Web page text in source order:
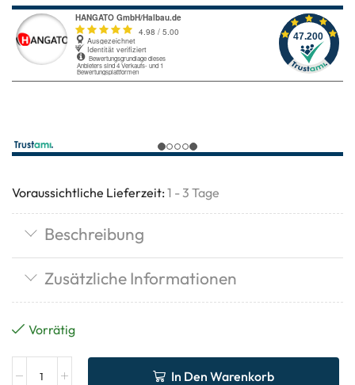
Voraussichtliche Lieferzeit: 1 - 3 Tage
Beschreibung
Zusätzliche Informationen
Vorrätig
In Den Warenkorb